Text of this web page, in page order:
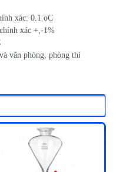
xác: 0.1 oC
xác +,-1%
văn phòng, phòng thí